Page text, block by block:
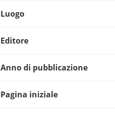
Luogo
Editore
Anno di pubblicazione
Pagina iniziale